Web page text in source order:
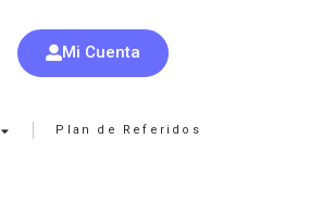
Mi Cuenta
Plan de Referidos